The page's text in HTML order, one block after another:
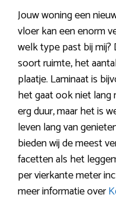
Jouw woning een
vloer kan een enorm
welk type past bij
soort ruimte, het
plaatje. Laminaat is
het gaat ook niet lang
erg duur, maar het is
leven lang van
bieden wij de meest
facetten als het
per vierkante meter
meer informatie over